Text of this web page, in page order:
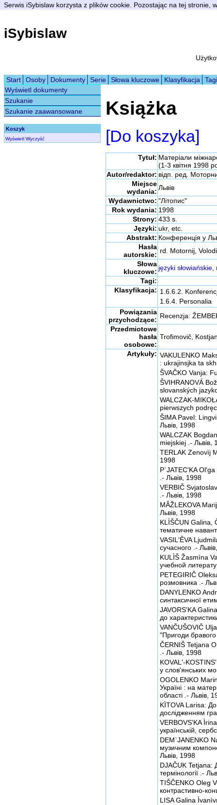
Serwis iSybislaw korzysta z plików cookie. Pozostając na tej stronie,
iSybislaw
Start Osoby Dokumenty Serie Słowa kluczowe Klasyfikacja
Tagi
Wyświetl dokumenty
Szukanie
Szukanie zaawansowane
Koszyk
Wyświetl Wyczyść
Książka
[Do koszyka]
Tytuł: Матеріали
(1-3 квітня 1998
Autor/redaktor: відп. ред.
Miejsce
wydania: Львів
Wydawnictwo: "Літопис"
Rok wydania: 1998
Strony: 433 s.
Języki: ukr, etc.
Abstrakt: Конференція у
Hasła
autorskie: rd. Motornij,
Słowa
kluczowe: języki słowiańskie,
Tagi:
Klasyfikacja: 1.6.6.2.
1.6.4. Personalia
Powiązania
przychodzące: Recenzja:
Przedmiotowe
hasła
osobowe:
Trofimovič,
Artykuły: VAKULENKO
: ukrajinsjka ta
ŠVAČKO Vanja:
ŠVIHRANOVÁ
slovanských
WALCZAK-
pierwszych
ŠIMA Pavel:
Львів, 1998
WALCZAK
miejskiej .- Львів,
TERLAK Zenovìj
1998
P`JATEC'KA Ol'ga
.- Львів, 1998
VERBIČ
.- Львів, 1998
MĂŽLEKOVA
Львів, 1998
KLÌŠČUN Galina,
тематичне
VASIL'ÊVA
сучасного .-
KULÌŠ Žasmìna
учебной
PETEGIRIČ
розмовника .-
DANYLENKO
синтаксичної
JAVORS'KA
до
VANČUŠOVIČ
"Пригоди
ČERNIŠ Tetjana
.- Львів, 1998
KOVAL'-
у слов'янських
OGOLENKO
Україні : на
області .- Львів,
KÌTOVA Larisa:
дослідженням
VERBOVS'KA
українській,
DEM`JANENKO
музичним
Львів, 1998
DJAČUK Tetjana:
термінології .-
TIŠČENKO Oleg
контрастивно-
LISA Galina